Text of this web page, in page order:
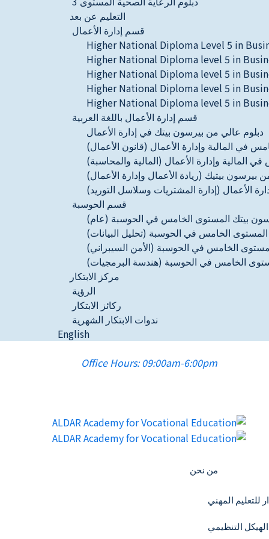
التعليم عن بعد
قسم إدارة الأعمال
Higher National Diploma Level 5 in
Higher National Diploma level 5 in
Higher National Diploma level 5 in
Higher National Diploma level 5 in
Higher National Diploma level 5 in
قسم إدارة الأعمال باللغة العربية
دبلوم عالي من بيرسون بيتك في إدارة الأعمال
في المالية وإدارة الأعمال (قانون الأعمال)
وإدارة الأعمال (المالية والمحاسبة)
بيرسون بيتيك (ريادة الأعمال وإدارة الأعمال)
الأعمال (إدارة المشتريات وسلاسل التوريد)
قسم الحوسبة
بيتك المستوى الخامس في الحوسبة (عام)
الخامس في الحوسبة (تحليل البيانات)
الخامس في الحوسبة (الأمن السيبراني)
الخامس في الحوسبة (هندسة البرمجيات)
مركز الابتكار
الرؤية
ركائز الابتكار
ندوات الابتكار الشهرية
English
Office Hours: 09:00am-6:00pm
من نحن
للتعليم المهني
الهيكل التنظيمي